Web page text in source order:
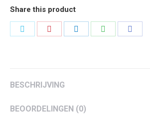
Share this product
BESCHRIJVING
BEOORDELINGEN (0)